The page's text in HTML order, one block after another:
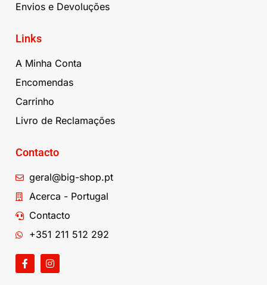
Envios e Devoluções
Links
A Minha Conta
Encomendas
Carrinho
Livro de Reclamações
Contacto
geral@big-shop.pt
Acerca - Portugal
Contacto
+351 211 512 292